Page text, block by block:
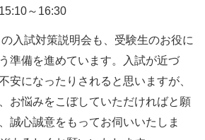
～16:30
入試対策説明会も、受験生のお役に
準備を進めています。入試が近づ
安になったりされると思いますが、
お悩みをこぼしていただければと願
誠心誠意をもってお伺いいたしま